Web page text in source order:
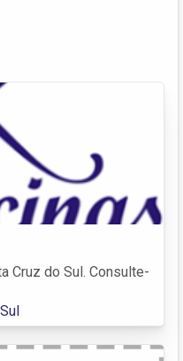
Cruz do Sul. Consulte-